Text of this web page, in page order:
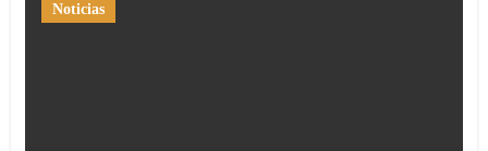
Noticias